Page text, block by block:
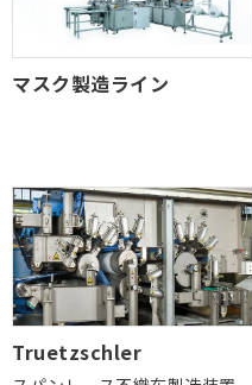
マスク製造ライン
Truetzschler